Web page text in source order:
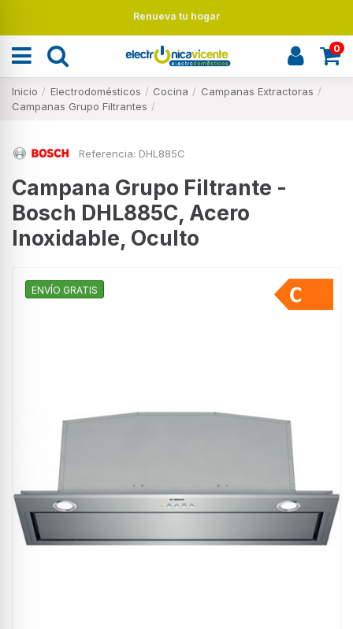
Renueva tu hogar
0
Inicio Electrodomésticos Cocina
Campanas Extractoras
Campanas Grupo Filtrantes
Referencia: DHL885C
Campana Grupo Filtrante -
Bosch DHL885C, Acero
Inoxidable, Oculto
ENVÍO GRATIS